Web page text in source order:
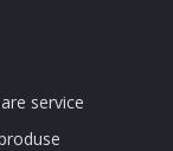
service